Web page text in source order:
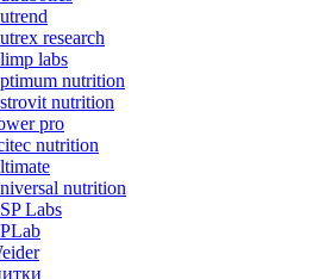
research
labs
nutrition
nutrition
pro
nutrition
nutrition
Labs